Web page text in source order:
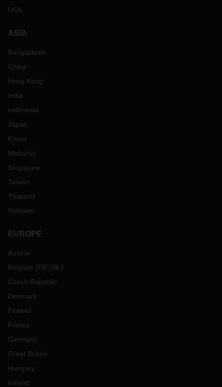
USA
ASIA
Bangladesh
China
Hong Kong
India
Indonesia
Japan
Korea
Malaysia
Singapore
Taiwan
Thailand
Vietnam
EUROPE
Austria
Belgium (FR NL )
Czech Republic
Denmark
Finland
France
Germany
Great Britain
Hungary
Ireland